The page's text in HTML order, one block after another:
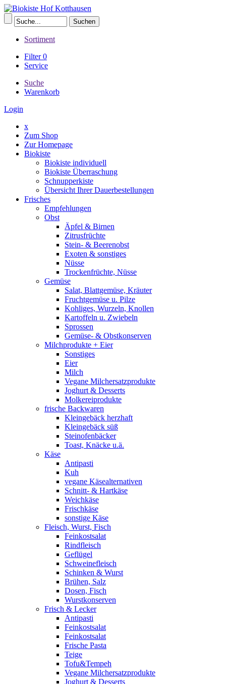
Sortiment
Filter0
Service
Suche
Warenkorb
Login
x
Zum Shop
Zur Homepage
Biokiste
Biokiste individuell
Biokiste Überraschung
Schnupperkiste
Übersicht Ihrer Dauerbestellungen
Frisches
Empfehlungen
Obst
Äpfel & Birnen
Zitrusfrüchte
Stein- & Beerenobst
Exoten & sonstiges
Nüsse
Trockenfrüchte, Nüsse
Gemüse
Salat, Blattgemüse, Kräuter
Fruchtgemüse u. Pilze
Kohliges, Wurzeln, Knollen
Kartoffeln u. Zwiebeln
Sprossen
Gemüse- & Obstkonserven
Milchprodukte + Eier
Sonstiges
Eier
Milch
Vegane Milchersatzprodukte
Joghurt & Desserts
Molkereiprodukte
frische Backwaren
Kleingebäck herzhaft
Kleingebäck süß
Steinofenbäcker
Toast, Knäcke u.ä.
Käse
Antipasti
Kuh
vegane Käsealternativen
Schnitt- & Hartkäse
Weichkäse
Frischkäse
sonstige Käse
Fleisch, Wurst, Fisch
Feinkostsalat
Rindfleisch
Geflügel
Schweinefleisch
Schinken & Wurst
Brühen, Salz
Dosen, Fisch
Wurstkonserven
Frisch & Lecker
Antipasti
Feinkostsalat
Feinkostsalat
Frische Pasta
Teige
Tofu&Tempeh
Vegane Milchersatzprodukte
Joghurt & Desserts